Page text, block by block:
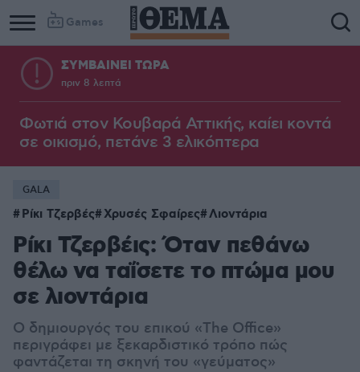
Games
ΣΥΜΒΑΙΝΕΙ ΤΩΡΑ
πριν 8 λεπτά
Φωτιά στον Κουβαρά Αττικής, καίει κοντά
σε οικισμό, πετάνε 3 ελικόπτερα
GALA
Ρίκι Τζερβές Χρυσές Σφαίρες Λιοντάρια
Ρίκι Τζερβέις: Όταν πεθάνω
θέλω να ταΐσετε το πτώμα μου
σε λιοντάρια
O δημιουργός του επικού «The Office»
περιγράφει με ξεκαρδιστικό τρόπο πώς
φαντάζεται τη σκηνή του «γεύματος»